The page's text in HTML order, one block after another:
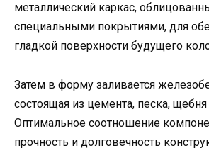
металлический каркас,
специальными покрытиями, для
гладкой поверхности будущего
Затем в форму заливается
состоящая из цемента, песка,
Оптимальное соотношение
прочность и долговечность